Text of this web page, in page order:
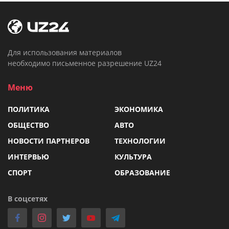
Для использования материалов
необходимо письменное разрешение UZ24
Меню
ПОЛИТИКА
ЭКОНОМИКА
ОБЩЕСТВО
АВТО
НОВОСТИ ПАРТНЕРОВ
ТЕХНОЛОГИИ
ИНТЕРВЬЮ
КУЛЬТУРА
СПОРТ
ОБРАЗОВАНИЕ
В соцсетях